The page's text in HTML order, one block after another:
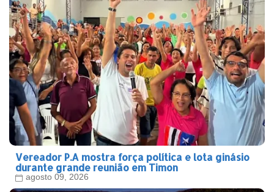
Vereador P.A mostra força política e lota ginásio
durante grande reunião em Timon
agosto 09, 2026